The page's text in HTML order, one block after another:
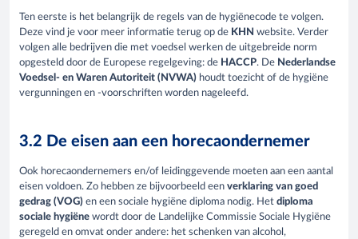
Ten eerste is het belangrijk de regels van de hygiënecode te volgen.
Deze vind je voor meer informatie terug op de KHN website. Verder
volgen alle bedrijven die met voedsel werken de uitgebreide norm
opgesteld door de Europese regelgeving: de HACCP. De Nederlandse
Voedsel- en Waren Autoriteit (NVWA) houdt toezicht of de hygiëne
vergunningen en -voorschriften worden nageleefd.
3.2 De eisen aan een horecaondernemer
Ook horecaondernemers en/of leidinggevende moeten aan een aantal
eisen voldoen. Zo hebben ze bijvoorbeeld een verklaring van goed
gedrag (VOG) en een sociale hygiëne diploma nodig. Het diploma
sociale hygiëne wordt door de Landelijke Commissie Sociale Hygiëne
geregeld en omvat onder andere: het schenken van alcohol,